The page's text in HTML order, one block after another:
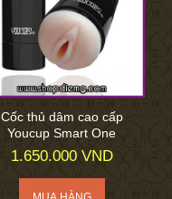
Cốc thủ dâm cao cấp
Youcup Smart One
1.650.000 VND